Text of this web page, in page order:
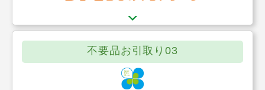
不要品お引取り03